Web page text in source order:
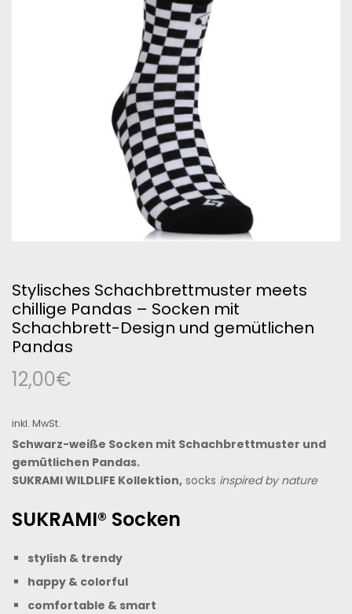
Stylisches Schachbrettmuster meets
chillige Pandas – Socken mit
Schachbrett-Design und gemütlichen
Pandas
12,00€
inkl. MwSt.
Schwarz-weiße Socken mit Schachbrettmuster und
gemütlichen Pandas.
SUKRAMI WILDLIFE Kollektion, socks inspired by nature
SUKRAMI® Socken
stylish & trendy
happy & colorful
comfortable & smart